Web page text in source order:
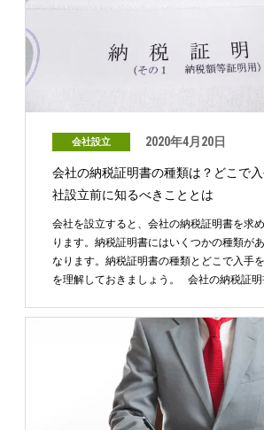
会社設立 2020年4月20日
会社の納税証明書の種類は？どこで
社設立前に知るべきこととは
会社を設立すると、会社の納税証明書を求
ります。納税証明書にはいくつかの種類が
なります。納税証明書の種類とどこで入手
を理解しておきましょう。 会社の納税証明